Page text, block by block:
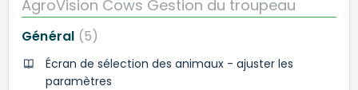
AgroVision Cows Gestion du troupeau
Général 5
Écran de sélection des animaux - ajuster les
paramètres